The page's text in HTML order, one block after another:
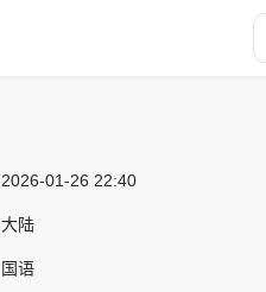
2026-01-26 22:40
大陆
国语